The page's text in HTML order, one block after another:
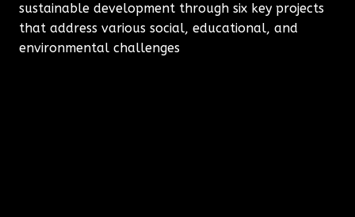
sustainable development through six key projects
that address various social, educational, and
environmental challenges